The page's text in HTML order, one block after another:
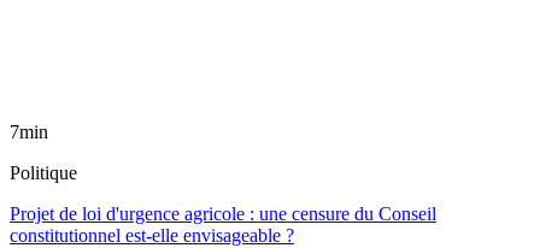
7min
Politique
Projet de loi d'urgence agricole : une censure du Conseil
constitutionnel est-elle envisageable ?